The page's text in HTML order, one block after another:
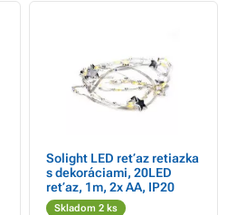
Solight LED reťaz retiazka
s dekoráciami, 20LED
reťaz, 1m, 2x AA, IP20
Skladom 2 ks